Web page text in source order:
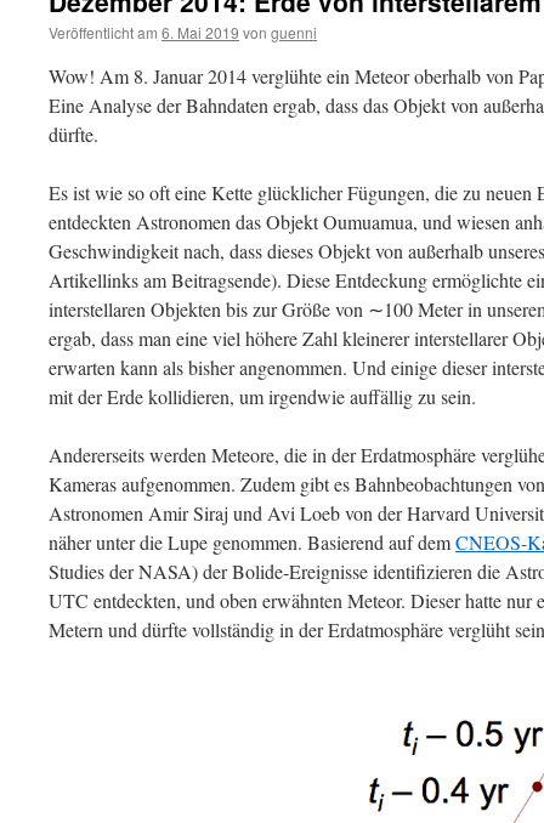
Veröffentlicht am 6. Mai 2019 von guenni
Wow! Am 8. Januar 2014 verglühte ein Meteor oberhalb von
Eine Analyse der Bahndaten ergab, dass das Objekt von
dürfte.
Es ist wie so oft eine Kette glücklicher Fügungen, die zu neuen
entdeckten Astronomen das Objekt Oumuamua, und wiesen
Geschwindigkeit nach, dass dieses Objekt von außerhalb
Artikellinks am Beitragsende). Diese Entdeckung ermöglichte
interstellaren Objekten bis zur Größe von ∼100 Meter in
ergab, dass man eine viel höhere Zahl kleinerer interstellarer
erwarten kann als bisher angenommen. Und einige dieser
mit der Erde kollidieren, um irgendwie auffällig zu sein.
Andererseits werden Meteore, die in der Erdatmosphäre
Kameras aufgenommen. Zudem gibt es Bahnbeobachtungen
Astronomen Amir Siraj und Avi Loeb von der Harvard
näher unter die Lupe genommen. Basierend auf demCNEOS-
Studies der NASA) der Bolide-Ereignisse identifizieren die
UTC entdeckten, und oben erwähnten Meteor. Dieser hatte
Metern und dürfte vollständig in der Erdatmosphäre verglüht